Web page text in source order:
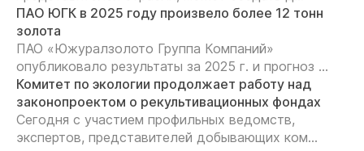
ПАО ЮГК в 2025 году произвело более 12 тонн
золота
ПАО «Южуралзолото Группа Компаний»
опубликовало результаты за 2025 г. и прогноз ...
Комитет по экологии продолжает работу над
законопроектом о рекультивационных фондах
Сегодня с участием профильных ведомств,
экспертов, представителей добывающих ком...